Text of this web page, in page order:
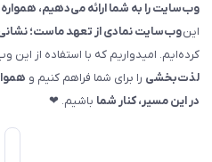
وب‌سایت را به شما ارائه می‌دهیم،
اینوب‌سایت نمادی از تعهد ماست؛ نشانی
کرده‌ایم. امیدواریم که با استفاده از این
لذت‌بخشی را برای شما فراهم کنیم و
در این مسیر، کنار شما باشیم. ❤